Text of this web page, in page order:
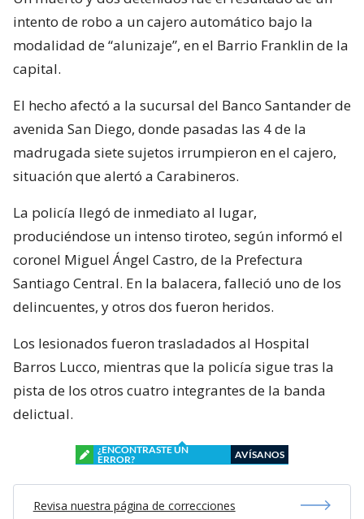
intento de robo a un cajero automático bajo la
modalidad de “alunizaje”, en el Barrio Franklin de la
capital.
El hecho afectó a la sucursal del Banco Santander de
avenida San Diego, donde pasadas las 4 de la
madrugada siete sujetos irrumpieron en el cajero,
situación que alertó a Carabineros.
La policía llegó de inmediato al lugar,
produciéndose un intenso tiroteo, según informó el
coronel Miguel Ángel Castro, de la Prefectura
Santiago Central. En la balacera, falleció uno de los
delincuentes, y otros dos fueron heridos.
Los lesionados fueron trasladados al Hospital
Barros Lucco, mientras que la policía sigue tras la
pista de los otros cuatro integrantes de la banda
delictual.
¿ENCONTRASTE UN
ERROR?
AVÍSANOS
Revisa nuestra página de correcciones